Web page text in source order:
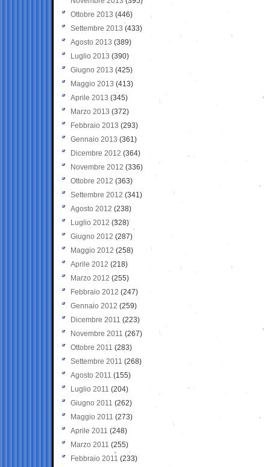
Ottobre 2013 (446)
Settembre 2013 (433)
Agosto 2013 (389)
Luglio 2013 (390)
Giugno 2013 (425)
Maggio 2013 (413)
Aprile 2013 (345)
Marzo 2013 (372)
Febbraio 2013 (293)
Gennaio 2013 (361)
Dicembre 2012 (364)
Novembre 2012 (336)
Ottobre 2012 (363)
Settembre 2012 (341)
Agosto 2012 (238)
Luglio 2012 (328)
Giugno 2012 (287)
Maggio 2012 (258)
Aprile 2012 (218)
Marzo 2012 (255)
Febbraio 2012 (247)
Gennaio 2012 (259)
Dicembre 2011 (223)
Novembre 2011 (267)
Ottobre 2011 (283)
Settembre 2011 (268)
Agosto 2011 (155)
Luglio 2011 (204)
Giugno 2011 (262)
Maggio 2011 (273)
Aprile 2011 (248)
Marzo 2011 (255)
Febbraio 2011 (233)